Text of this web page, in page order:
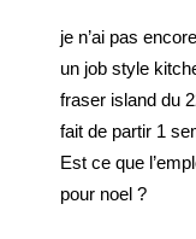
je n’ai pas
un job style
fraser island du
fait de partir 1
Est ce que
pour noel ?